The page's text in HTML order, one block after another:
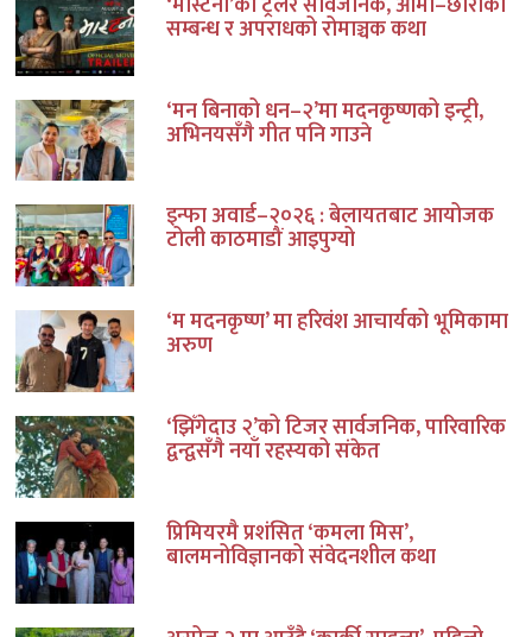
सम्बन्ध र अपराधको रोमाञ्चक कथा
‘मन बिनाको धन–२’मा मदनकृष्णको इन्ट्री,
अभिनयसँगै गीत पनि गाउने
इन्फा अवार्ड–२०२६ : बेलायतबाट आयोजक
टोली काठमाडौं आइपुग्यो
‘म मदनकृष्ण’ मा हरिवंश आचार्यको भूमिकामा
अरुण
‘झिँगेदाउ २’को टिजर सार्वजनिक, पारिवारिक
द्वन्द्वसँगै नयाँ रहस्यको संकेत
प्रिमियरमै प्रशंसित ‘कमला मिस’,
बालमनोविज्ञानको संवेदनशील कथा